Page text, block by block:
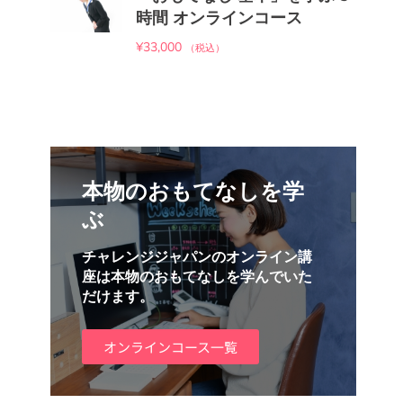
時間 オンラインコース
¥33,000 （税込）
本物のおもてなしを学
ぶ
チャレンジジャパンのオンライン講
座は本物のおもてなしを学んでいた
だけます。
オンラインコース一覧